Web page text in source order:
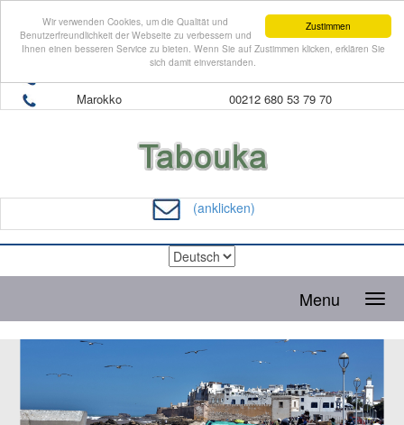
Zustimmen
Wir verwenden Cookies, um die Qualität und
Benutzerfreundlichkeit der Webseite zu verbessern und
Ihnen einen besseren Service zu bieten. Wenn Sie auf Zustimmen klicken, erklären Sie
sich damit einverstanden.
Marokko
00212 680 53 79 70
(anklicken)
Menu